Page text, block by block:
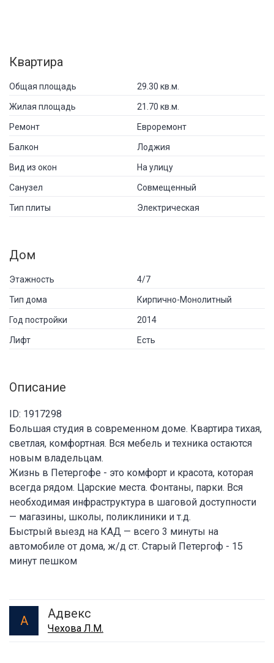
Квартира
Общая площадь 29.30 кв.м.
Жилая площадь 21.70 кв.м.
Ремонт Евроремонт
Балкон Лоджия
Вид из окон На улицу
Санузел Совмещенный
Тип плиты Электрическая
Дом
Этажность 4/7
Тип дома Кирпично-Монолитный
Год постройки 2014
Лифт Есть
Описание
ID: 1917298
Большая студия в современном доме. Квартира тихая,
светлая, комфортная. Вся мебель и техника остаются
новым владельцам.
Жизнь в Петергофе - это комфорт и красота, которая
всегда рядом. Царские места. Фонтаны, парки. Вся
необходимая инфраструктура в шаговой доступности
— магазины, школы, поликлиники и т.д.
Быстрый выезд на КАД — всего 3 минуты на
автомобиле от дома, ж/д ст. Старый Петергоф - 15
минут пешком
А Адвекс
Чехова Л.М.